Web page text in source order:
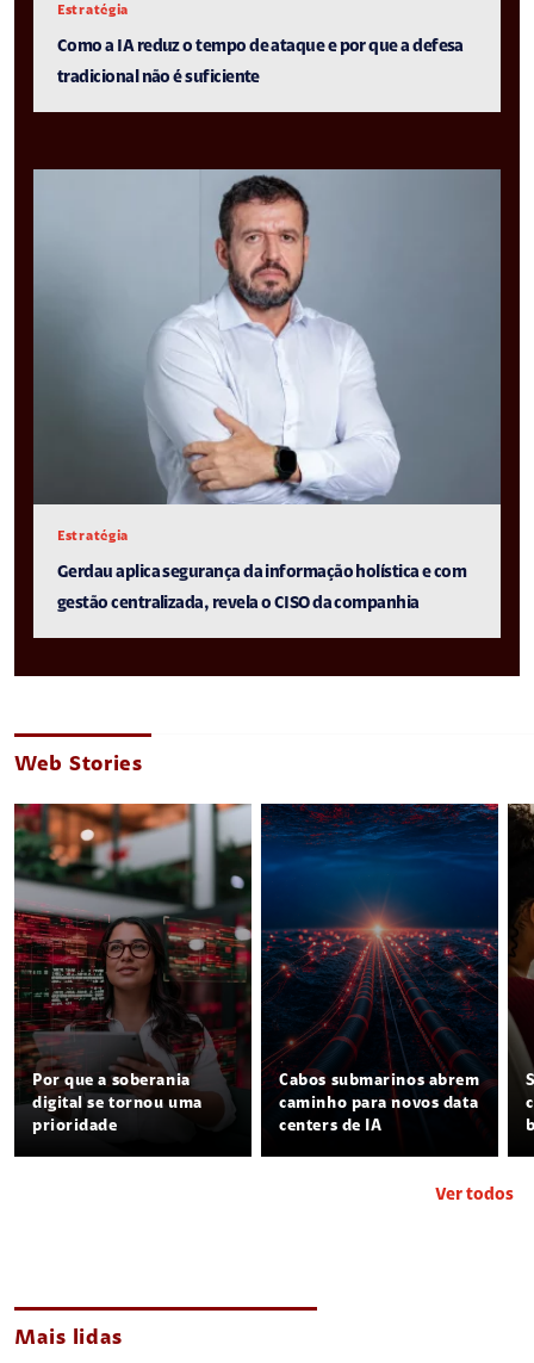
Estratégia
Como a IA reduz o tempo de ataque e por que a defesa
tradicional não é suficiente
Estratégia
Gerdau aplica segurança da informação holística e com
gestão centralizada, revela o CISO da companhia
Web Stories
Por que a soberania
digital se tornou uma
prioridade
Cabos submarinos abrem
caminho para novos data
centers de IA
Ver todos
Mais lidas